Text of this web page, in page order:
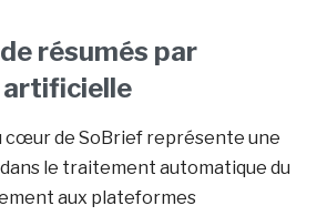
résumés par
cœur de SoBrief représente une
le traitement automatique du
aux plateformes